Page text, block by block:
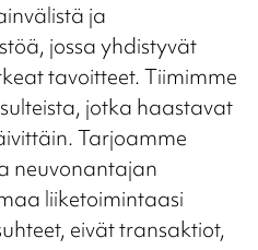
ja
jossa yhdistyvät
tavoitteet. Tiimimme
jotka haastavat
Tarjoamme
neuvonantajan
liiketoimintaasi
eivät transaktiot,